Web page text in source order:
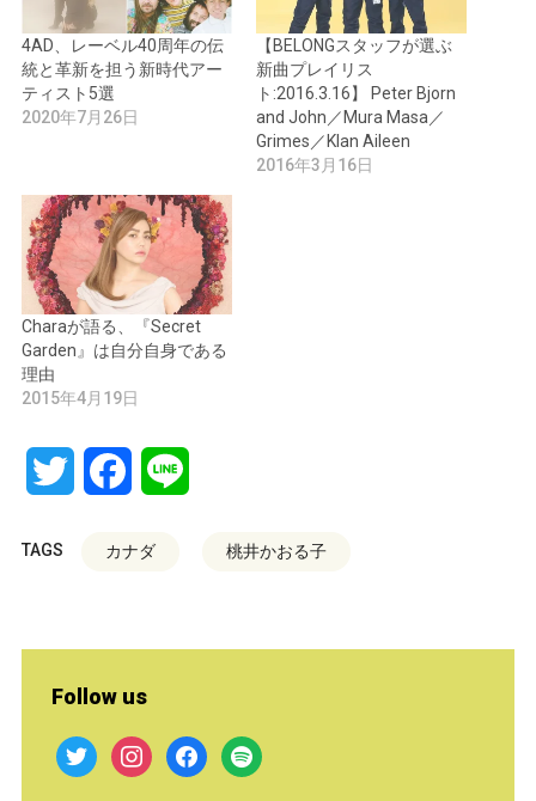
4AD、レーベル40周年の伝
統と革新を担う新時代アー
ティスト5選
2020年7月26日
【BELONGスタッフが選ぶ
新曲プレイリス
ト:2016.3.16】 Peter Bjorn
and John／Mura Masa／
Grimes／Klan Aileen
2016年3月16日
Charaが語る、『Secret
Garden』は自分自身である
理由
2015年4月19日
Twitter Facebook
TAGS カナダ 桃井かおる子
Follow us
twitter instagramfacebook
spotify